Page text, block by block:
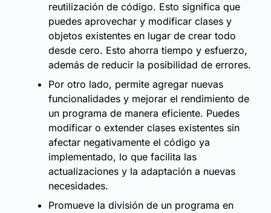
reutilización de código. Esto significa que
puedes aprovechar y modificar clases y
objetos existentes en lugar de crear todo
desde cero. Esto ahorra tiempo y esfuerzo,
además de reducir la posibilidad de errores.
Por otro lado, permite agregar nuevas
funcionalidades y mejorar el rendimiento de
un programa de manera eficiente. Puedes
modificar o extender clases existentes sin
afectar negativamente el código ya
implementado, lo que facilita las
actualizaciones y la adaptación a nuevas
necesidades.
Promueve la división de un programa en